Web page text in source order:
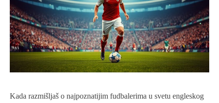
Kada razmišljaš o najpoznatijim fudbalerima u svetu engleskog